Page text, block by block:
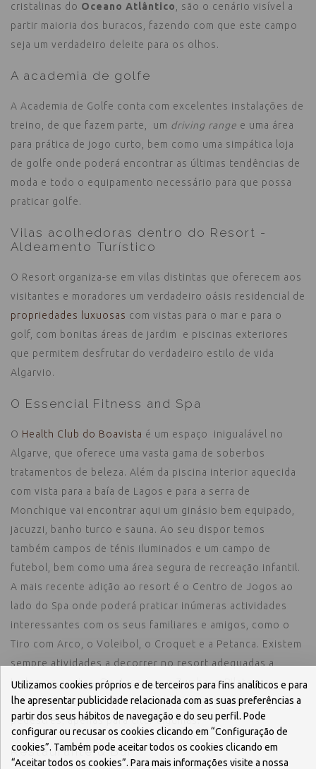
cristalinas do Oceano Atlântico
, são o cenário visível a
partir maioria dos buracos, fazendo com que este campo
seja um verdadeiro deleite para os olhos.
A academia de golfe
A Academia de Golfe conta com excelentes instalações de
treino, de que fazem parte, um driving range e uma área
para prática de jogo curto, bem como uma simpática loja
de golfe onde poderá encontrar as últimas tendências de
moda e todo o equipamento necessário para que possa
praticar golfe.
Vilas acolhedoras dentro do Resort -
Aldeamento Turístico
O Resort organiza-se em vilas distintas que oferecem aos
visitantes e moradores um verdadeiro oásis residencial de
propriedades luxuosas com vistas para o mar e para o
golf, com bonitas áreas de jardim e piscinas exteriores
que permitem desfrutar do verdadeiro estilo de vida
Algarvio.
O Essencial Fitness and Spa
O Health Club do Boavista é um espaço inigualável no
Algarve, que oferece uma vasta gama de soberbos
tratamentos de beleza. Além da piscina interior aquecida
com vista para a baía de Lagos e para a serra de
Monchique vai encontrar aqui um ginásio bem equipado,
jacuzzi, banho turco e sauna. Ao seu dispor temos
também campos de ténis iluminados e um campo de
futebol, bem como uma área segura de recreação infantil.
A mais recente adição ao resort é o Centro de Jogos ao
lado do Spa onde poderá praticar inúmeras actividades
interessantes com os seus familiares e amigos, como o
Tiro com Arco, o Voleibol, o Croquet e a Petanca. Existem
sempre atividades a decorrer no resort adequadas a
todos os gostos. Destacamos o Zumba, o Pilates, a
Hidroginástica, o Clube de Bridge e os Passeios
pedestres, apenas para citar algumas.
Restaurante & Bar
Utilizamos cookies próprios e de terceiros para fins analíticos e para
lhe apresentar publicidade relacionada com as suas preferências a
partir dos seus hábitos de navegação e do seu perfil. Pode
configurar ou recusar os cookies clicando em “Configuração de
cookies”. Também pode aceitar todos os cookies clicando em
“Aceitar todos os cookies”. Para mais informações visite a nossa